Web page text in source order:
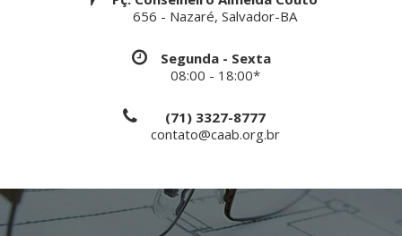
656 - Nazaré, Salvador-BA
Segunda - Sexta
08:00 - 18:00*
(71) 3327-8777
contato@caab.org.br